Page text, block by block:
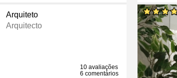
Arquiteto
Arquitecto
10 avaliações
6 comentários